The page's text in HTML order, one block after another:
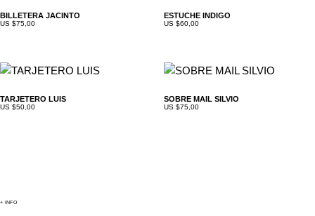
BILLETERA JACINTO
US $75,00
ESTUCHE INDIGO
US $60,00
TARJETERO LUIS
US $50,00
SOBRE MAIL SILVIO
US $75,00
+ INFO